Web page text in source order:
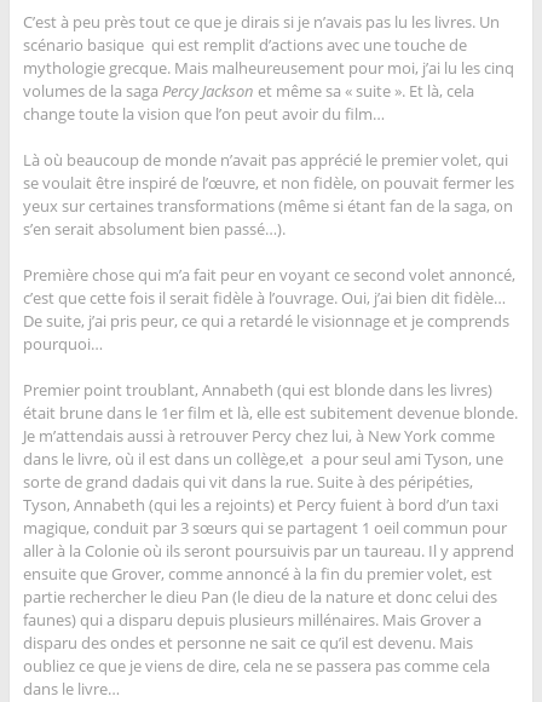
C’est à peu près tout ce que je dirais si je n’avais pas lu les livres. Un
scénario basique qui est remplit d’actions avec une touche de
mythologie grecque. Mais malheureusement pour moi, j’ai lu les cinq
volumes de la saga Percy Jackson et même sa « suite ». Et là, cela
change toute la vision que l’on peut avoir du film…
Là où beaucoup de monde n’avait pas apprécié le premier volet, qui
se voulait être inspiré de l’œuvre, et non fidèle, on pouvait fermer les
yeux sur certaines transformations (même si étant fan de la saga, on
s’en serait absolument bien passé…).
Première chose qui m’a fait peur en voyant ce second volet annoncé,
c’est que cette fois il serait fidèle à l’ouvrage. Oui, j’ai bien dit fidèle…
De suite, j’ai pris peur, ce qui a retardé le visionnage et je comprends
pourquoi…
Premier point troublant, Annabeth (qui est blonde dans les livres)
était brune dans le 1er film et là, elle est subitement devenue blonde.
Je m’attendais aussi à retrouver Percy chez lui, à New York comme
dans le livre, où il est dans un collège,et a pour seul ami Tyson, une
sorte de grand dadais qui vit dans la rue. Suite à des péripéties,
Tyson, Annabeth (qui les a rejoints) et Percy fuient à bord d’un taxi
magique, conduit par 3 sœurs qui se partagent 1 oeil commun pour
aller à la Colonie où ils seront poursuivis par un taureau. Il y apprend
ensuite que Grover, comme annoncé à la fin du premier volet, est
partie rechercher le dieu Pan (le dieu de la nature et donc celui des
faunes) qui a disparu depuis plusieurs millénaires. Mais Grover a
disparu des ondes et personne ne sait ce qu’il est devenu. Mais
oubliez ce que je viens de dire, cela ne se passera pas comme cela
dans le livre…